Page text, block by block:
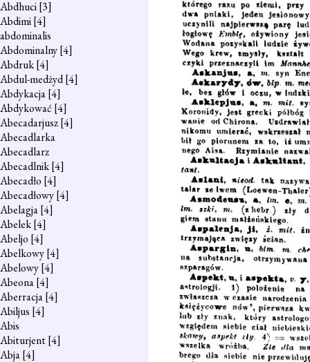
Abdhuci[3]
Abdimi[4]
abdominalis
Abdominalny[4]
Abdruk[4]
Abdul-medżyd[4]
Abdykacja[4]
Abdykować [4]
Abecadarjusz[4]
Abecadlarka
Abecadlarz
Abecadlnik[4]
Abecadło [4]
Abecadłowy[4]
Abelagja[4]
Abelek[4]
Abeljo [4]
Abelkowy[4]
Abelowy[4]
Abeona[4]
Aberracja[4]
Abiljus [4]
Abis
Abiturjent[4]
Abja[4]